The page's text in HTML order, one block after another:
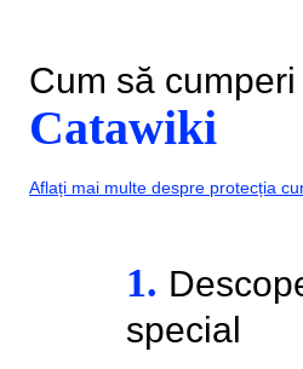
Cum să
Catawiki
Aflați mai multe despre protecția
1.
special